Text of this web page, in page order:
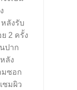
ลังรับ
2 ครั้ง
ปาก
ลัง
มซอก
ซมผิว